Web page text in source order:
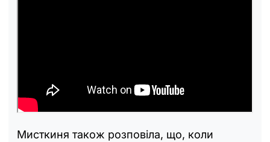
Мисткиня також розповіла, що, коли